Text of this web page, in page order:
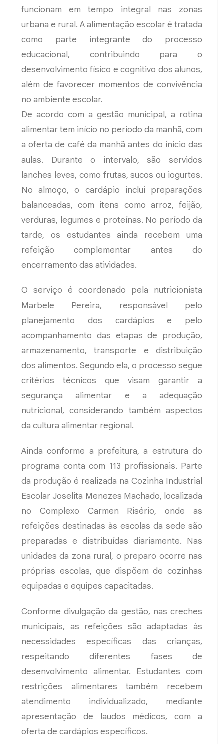
funcionam em tempo integral nas zonas
urbana e rural. A alimentação escolar é tratada
como parte integrante do processo
educacional, contribuindo para o
desenvolvimento físico e cognitivo dos alunos,
além de favorecer momentos de convivência
no ambiente escolar.
De acordo com a gestão municipal, a rotina
alimentar tem início no período da manhã, com
a oferta de café da manhã antes do início das
aulas. Durante o intervalo, são servidos
lanches leves, como frutas, sucos ou iogurtes.
No almoço, o cardápio inclui preparações
balanceadas, com itens como arroz, feijão,
verduras, legumes e proteínas. No período da
tarde, os estudantes ainda recebem uma
refeição complementar antes do
encerramento das atividades.
O serviço é coordenado pela nutricionista
Marbele Pereira, responsável pelo
planejamento dos cardápios e pelo
acompanhamento das etapas de produção,
armazenamento, transporte e distribuição
dos alimentos. Segundo ela, o processo segue
critérios técnicos que visam garantir a
segurança alimentar e a adequação
nutricional, considerando também aspectos
da cultura alimentar regional.
Ainda conforme a prefeitura, a estrutura do
programa conta com 113 profissionais. Parte
da produção é realizada na Cozinha Industrial
Escolar Joselita Menezes Machado, localizada
no Complexo Carmen Risério, onde as
refeições destinadas às escolas da sede são
preparadas e distribuídas diariamente. Nas
unidades da zona rural, o preparo ocorre nas
próprias escolas, que dispõem de cozinhas
equipadas e equipes capacitadas.
Conforme divulgação da gestão, nas creches
municipais, as refeições são adaptadas às
necessidades específicas das crianças,
respeitando diferentes fases de
desenvolvimento alimentar. Estudantes com
restrições alimentares também recebem
atendimento individualizado, mediante
apresentação de laudos médicos, com a
oferta de cardápios específicos.